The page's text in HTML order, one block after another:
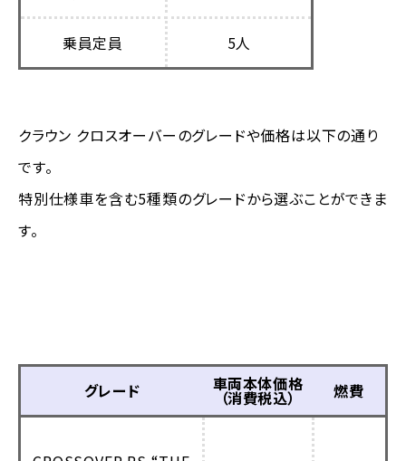
乗員定員 5人
クラウン クロスオーバーのグレードや価格は以下の通り
です。
特別仕様車を含む5種類のグレードから選ぶことができま
す。
グレード 車両本体価格
（消費税込） 燃費